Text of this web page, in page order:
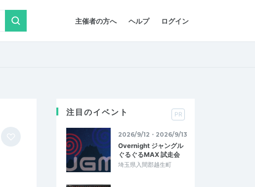
主催者の方へ ヘルプ ログイン
注目のイベント PR
2026/9/12・2026/9/13
Overnight ジャングル
ぐるぐるMAX 試走会
埼玉県入間郡越生町